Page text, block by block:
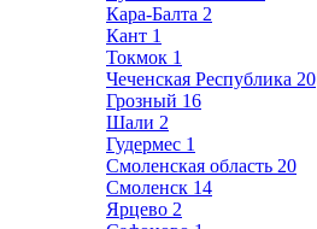
Кара-Балта 2
Кант 1
Токмок 1
Чеченская Республика 20
Грозный 16
Шали 2
Гудермес 1
Смоленская область 20
Смоленск 14
Ярцево 2